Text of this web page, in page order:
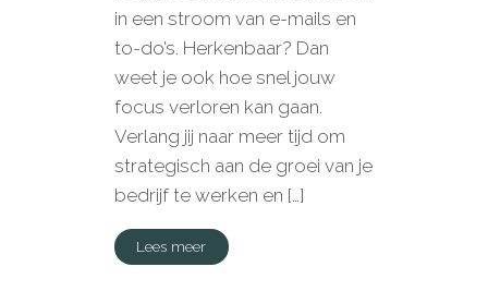
in een stroom van e-mails en
to-do’s. Herkenbaar? Dan
weet je ook hoe snel jouw
focus verloren kan gaan.
Verlang jij naar meer tijd om
strategisch aan de groei van je
bedrijf te werken en […]
Lees meer